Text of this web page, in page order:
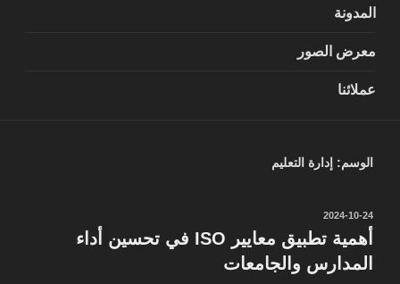
المدونة
معرض الصور
عملائنا
الوسم: إدارة التعليم
نُشر
في
2024-10-24
أهمية تطبيق معايير ISO في تحسين أداء
المدارس والجامعات